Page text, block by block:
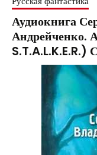
Аудиокнига
Андрейченко.
S.T.A.L.K.E.R.)